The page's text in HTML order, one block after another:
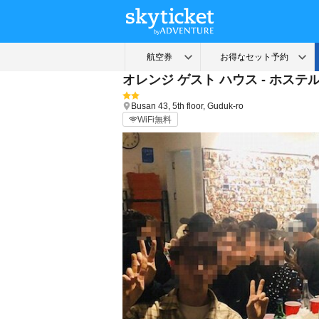
オレンジ ゲスト ハウス - ホステ
Busan 43, 5th floor, Guduk-ro
WiFi無料